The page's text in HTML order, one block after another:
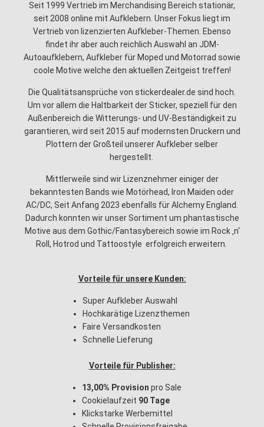
Seit 1999 Vertrieb im Merchandising Bereich stationär,
seit 2008 online mit Aufklebern. Unser Fokus liegt im
Vertrieb von lizenzierten Aufkleber-Themen. Ebenso
findet ihr aber auch reichlich Auswahl an JDM-
Autoaufklebern, Aufkleber für Moped und Motorrad sowie
coole Motive welche den aktuellen Zeitgeist treffen!
Die Qualitätsansprüche von stickerdealer.de sind hoch.
Um vor allem die Haltbarkeit der Sticker, speziell für den
Außenbereich die Witterungs- und UV-Beständigkeit zu
garantieren, wird seit 2015 auf modernsten Druckern und
Plottern der Großteil unserer Aufkleber selber
hergestellt.
Mittlerweile sind wir Lizenznehmer einiger der
bekanntesten Bands wie Motörhead, Iron Maiden oder
AC/DC, Seit Anfang 2023 ebenfalls für Alchemy England.
Dadurch konnten wir unser Sortiment um phantastische
Motive aus dem Gothic/Fantasybereich sowie im Rock ‚n‘
Roll, Hotrod und Tattoostyle erfolgreich erweitern.
Vorteile für unsere Kunden:
Super Aufkleber Auswahl
Hochkarätige Lizenzthemen
Faire Versandkosten
Schnelle Lieferung
Vorteile für Publisher:
13,00% Provision pro Sale
Cookielaufzeit 90 Tage
Klickstarke Werbemittel